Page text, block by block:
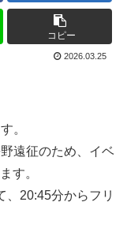
コピー
2026.03.25
。
遠征のため、イベ
す。
、20:45分からフリ